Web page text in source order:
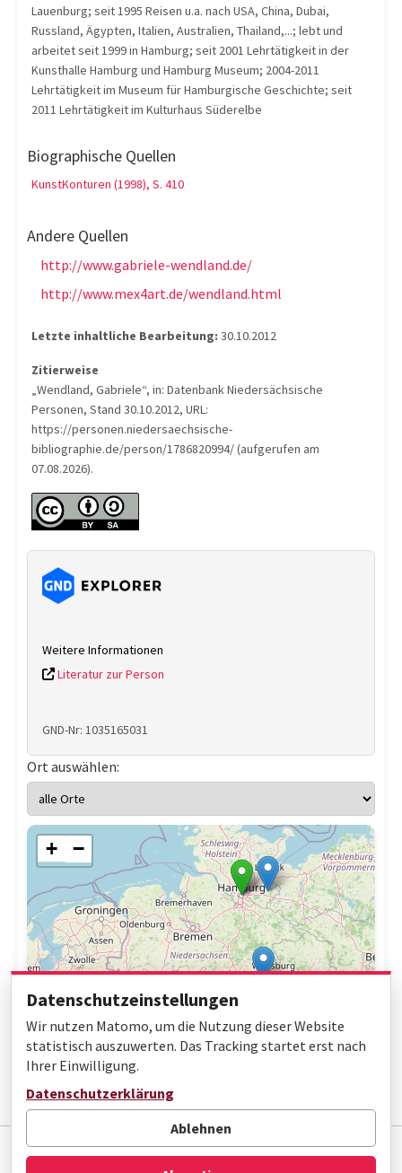
Lauenburg; seit 1995 Reisen u.a. nach USA, China, Dubai,
Russland, Ägypten, Italien, Australien, Thailand,...; lebt und
arbeitet seit 1999 in Hamburg; seit 2001 Lehrtätigkeit in der
Kunsthalle Hamburg und Hamburg Museum; 2004-2011
Lehrtätigkeit im Museum für Hamburgische Geschichte; seit
2011 Lehrtätigkeit im Kulturhaus Süderelbe
Biographische Quellen
KunstKonturen (1998), S. 410
Andere Quellen
http://www.gabriele-wendland.de/
http://www.mex4art.de/wendland.html
Letzte inhaltliche Bearbeitung: 30.10.2012
Zitierweise
„Wendland, Gabriele“, in: Datenbank Niedersächsische
Personen, Stand 30.10.2012, URL:
https://personen.niedersaechsische-
bibliographie.de/person/1786820994/ (aufgerufen am
07.08.2026).
Weitere Informationen
Literatur zur Person
GND-Nr: 1035165031
Ort auswählen:
+ −
Impressum Datenschutz
Barrierefreiheit
Datenschutzeinstellungen
Wir nutzen Matomo, um die Nutzung dieser Website
statistisch auszuwerten. Das Tracking startet erst nach
Ihrer Einwilligung.
Datenschutzerklärung
Ablehnen